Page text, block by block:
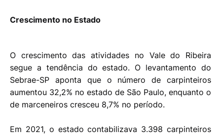
Crescimento no Estado
O crescimento das atividades no Vale do Ribeira
segue a tendência do estado. O levantamento do
Sebrae-SP aponta que o número de carpinteiros
aumentou 32,2% no estado de São Paulo, enquanto o
de marceneiros cresceu 8,7% no período.
Em 2021, o estado contabilizava 3.398 carpinteiros